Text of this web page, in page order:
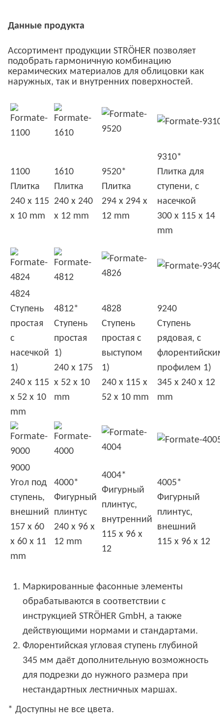
Данные продукта
Ассортимент продукции STRÖHER позволяет
подобрать гармоничную комбинацию
керамических материалов для облицовки как
наружных, так и внутренних поверхностей.
1100
Плитка
240 x 115
x 10 mm
1610
Плитка
240 x 240
x 12 mm
9520*
Плитка
294 x 294 x
12 mm
9310*
Плитка для
ступени, с
насечкой
300 x 115 x 14
mm
4824
Ступень
простая
с
насечкой
1)
240 x 115
x 52 x 10
mm
4812*
Ступень
простая
1)
240 x 175
x 52 x 10
mm
4828
Ступень
простая с
выступом
1)
240 x 115 x
52 x 10 mm
9240
Ступень
рядовая, с
профилем 1)
345 x 240 x 12
mm
9000
Угол под
ступень,
внешний
157 x 60
x 60 x 11
mm
4000*
Фигурный
плинтус
240 x 96 x
12 mm
4004*
Фигурный
плинтус,
внутренний
115 x 96 x
12
4005*
Фигурный
плинтус,
внешний
115 x 96 x 12
Маркированные фасонные элементы
обрабатываются в соответствии с
инструкцией STRÖHER GmbH, а также
действующими нормами и стандартами.
Флорентийская угловая ступень глубиной
345 мм даёт дополнительную возможность
для подрезки до нужного размера при
нестандартных лестничных маршах.
* Доступны не все цвета.